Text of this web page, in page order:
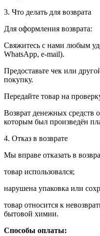
3. Что делать для возврата
Для оформления возврата:
Свяжитесь с нами любым
WhatsApp, e-mail).
Предоставьте чек или
покупку.
Передайте товар на
Возврат денежных средств
которым был произведён
4. Отказ в возврате
Мы вправе отказать в
товар использовался;
нарушена упаковка или
товар относится к
бытовой химии.
Способы оплаты: